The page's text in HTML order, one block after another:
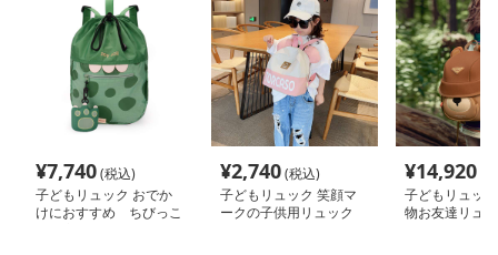
¥7,740(税込)
子どもリュック おでか
けにおすすめ ちびっこ
¥2,740(税込)
子どもリュック 笑顔マ
ークの子供用リュック
¥14,920
子どもリュッ
物お友達リュ